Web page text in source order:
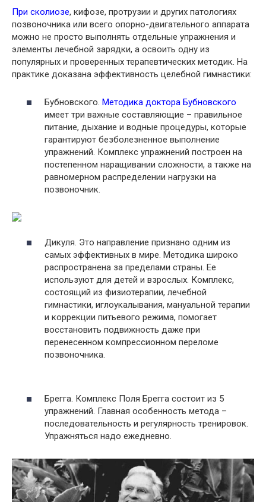
При сколиозе, кифозе, протрузии и других патологиях
позвоночника или всего опорно-двигательного аппарата
можно не просто выполнять отдельные упражнения и
элементы лечебной зарядки, а освоить одну из
популярных и проверенных терапевтических методик. На
практике доказана эффективность целебной гимнастики:
Бубновского. Методика доктора Бубновского
имеет три важные составляющие – правильное
питание, дыхание и водные процедуры, которые
гарантируют безболезненное выполнение
упражнений. Комплекс упражнений построен на
постепенном наращивании сложности, а также на
равномерном распределении нагрузки на
позвоночник.
Дикуля. Это направление признано одним из
самых эффективных в мире. Методика широко
распространена за пределами страны. Ее
используют для детей и взрослых. Комплекс,
состоящий из физиотерапии, лечебной
гимнастики, иглоукалывания, мануальной терапии
и коррекции питьевого режима, помогает
восстановить подвижность даже при
перенесенном компрессионном переломе
позвоночника.
Брегга. Комплекс Поля Брегга состоит из 5
упражнений. Главная особенность метода –
последовательность и регулярность тренировок.
Упражняться надо ежедневно.